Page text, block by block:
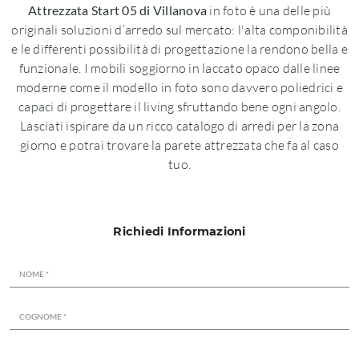
Attrezzata Start 05 di Villanova in foto è una delle più
originali soluzioni d’arredo sul mercato: l'alta componibilità
e le differenti possibilità di progettazione la rendono bella e
funzionale. I mobili soggiorno in laccato opaco dalle linee
moderne come il modello in foto sono davvero poliedrici e
capaci di progettare il living sfruttando bene ogni angolo.
Lasciati ispirare da un ricco catalogo di arredi per la zona
giorno e potrai trovare la parete attrezzata che fa al caso
tuo.
Richiedi Informazioni